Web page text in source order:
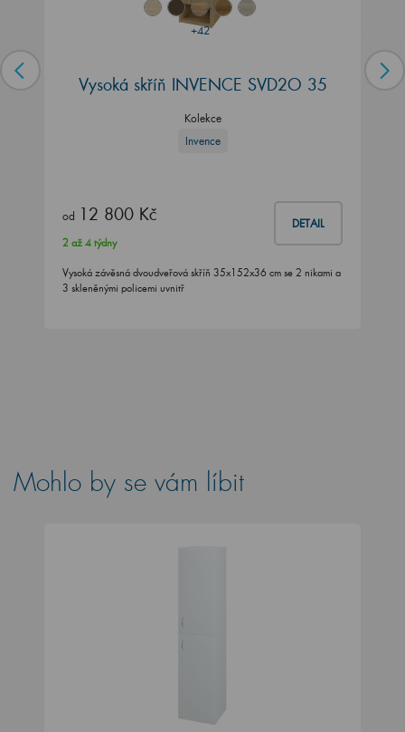
+42
Vysoká skříň INVENCE SVD2O 35
Kolekce
Invence
od 12 800 Kč DETAIL
2 až 4 týdny
Vysoká závěsná dvoudveřová skříň 35x152x36 cm se 2 nikami a
3 skleněnými policemi uvnitř
Mohlo by se vám líbit